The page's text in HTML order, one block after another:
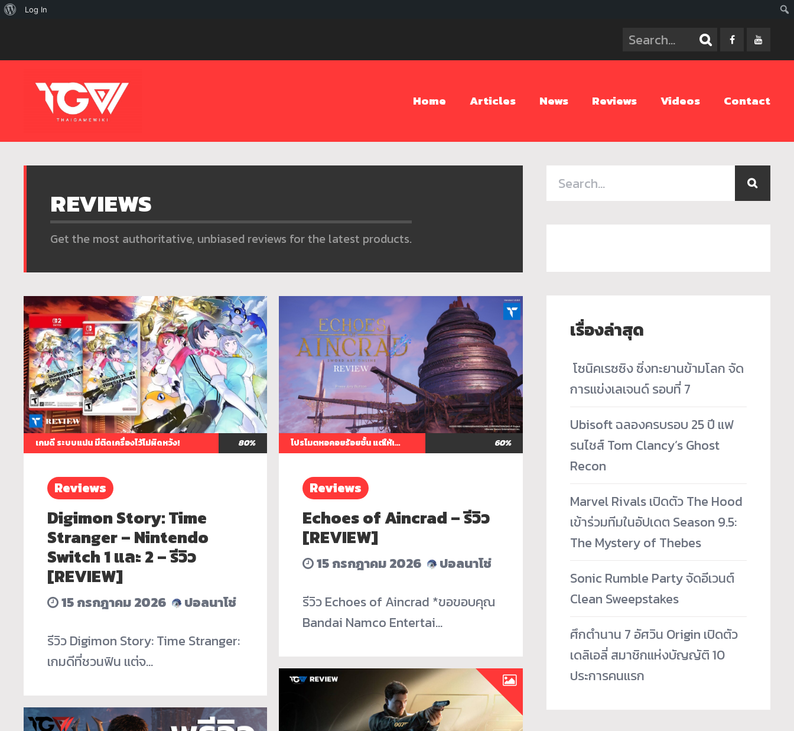
Home Articles News Reviews Videos Contact
REVIEWS
Get the most authoritative, unbiased reviews for the latest products.
เกมดี ระบบแน่น มีติดเครื่องไว้ไม่ผิดหวัง! 80%
Reviews
Digimon Story: Time
Stranger – Nintendo
Switch 1 และ 2 – รีวิว
[REVIEW]
15 กรกฎาคม 2026
ปอลนาโช่
รีวิว Digimon Story: Time Stranger:
เกมดีที่ชวนฟิน แต่จ…
โปรโมตหอคอยร้อยชั้น แต่ให้เล่นจริงแค่ 2 ชั้น 60%
Reviews
Echoes of Aincrad – รีวิว
[REVIEW]
15 กรกฎาคม 2026
ปอลนาโช่
รีวิว Echoes of Aincrad *ขอขอบคุณ
Bandai Namco Entertai…
เรื่องล่าสุด
­ โซนิคเรซซิง ซิ่งทะยานข้ามโลก จัด
การแข่งเลเจนด์ รอบที่ 7
Ubisoft ฉลองครบรอบ 25 ปี แฟ
รนไชส์ Tom Clancy’s Ghost
Recon
Marvel Rivals เปิดตัว The Hood
เข้าร่วมทีมในอัปเดต Season 9.5:
The Mystery of Thebes
Sonic Rumble Party จัดอีเวนต์
Clean Sweepstakes
ศึกตำนาน 7 อัศวิน Origin เปิดตัว
เดลิเอลี่ สมาชิกแห่งบัญญัติ 10
ประการคนแรก
เกี่ยวLog In